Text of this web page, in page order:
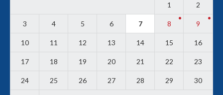
1 2
3 4 5 6 7 8 9
10 11 12 13 14 15 16
17 18 19 20 21 22 23
24 25 26 27 28 29 30